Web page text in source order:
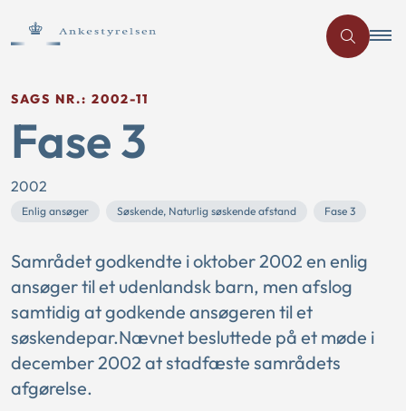
SAGS NR.: 2002-11
Fase 3
2002
Enlig ansøger Søskende, Naturlig søskende afstand Fase 3
Samrådet godkendte i oktober 2002 en enlig
ansøger til et udenlandsk barn, men afslog
samtidig at godkende ansøgeren til et
søskendepar.Nævnet besluttede på et møde i
december 2002 at stadfæste samrådets
afgørelse.